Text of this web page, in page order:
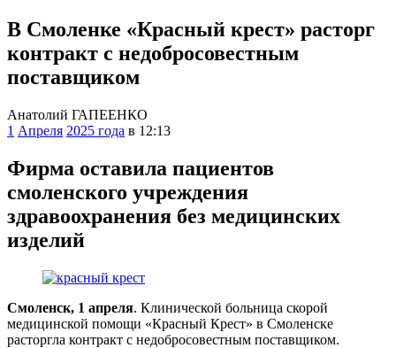
В Смоленке «Красный крест» расторг
контракт с недобросовестным
поставщиком
Анатолий ГАПЕЕНКО
1 Апреля 2025 года в 12:13
Фирма оставила пациентов
смоленского учреждения
здравоохранения без медицинских
изделий
Смоленск, 1 апреля. Клинической больница скорой
медицинской помощи «Красный Крест» в Смоленске
расторгла контракт с недобросовестным поставщиком.